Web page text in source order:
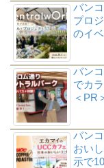
バン
プロ
のイ
バン
でカ
＜PR
バン
おい
示で